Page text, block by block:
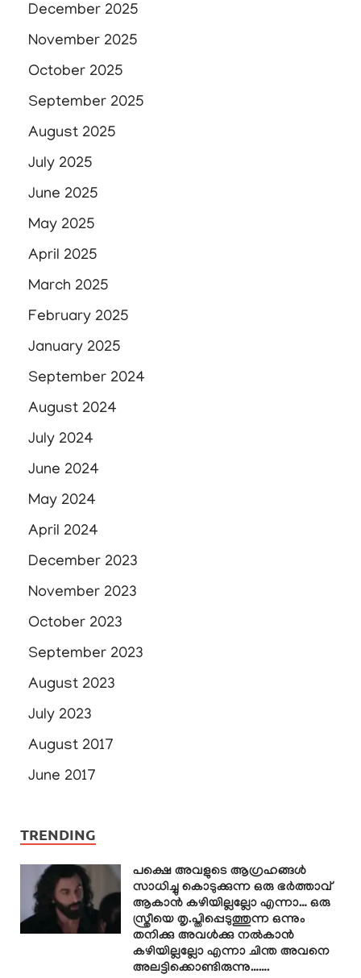
December 2025
November 2025
October 2025
September 2025
August 2025
July 2025
June 2025
May 2025
April 2025
March 2025
February 2025
January 2025
September 2024
August 2024
July 2024
June 2024
May 2024
April 2024
December 2023
November 2023
October 2023
September 2023
August 2023
July 2023
August 2017
June 2017
TRENDING
പക്ഷെ അവളുടെ ആഗ്രഹങ്ങൾ
സാധിച്ചു കൊടുക്കുന്ന ഒരു ഭർത്താവ്
ആകാൻ കഴിയില്ലല്ലോ എന്നാ… ഒരു
സ്ത്രീയെ തൃ.പ്തിപ്പെടുത്തുന്ന ഒന്നും
തനിക്കു അവൾക്കു നൽകാൻ
കഴിയില്ലല്ലോ എന്നാ ചിന്ത അവനെ
അലട്ടിക്കൊണ്ടിരുന്നു…….